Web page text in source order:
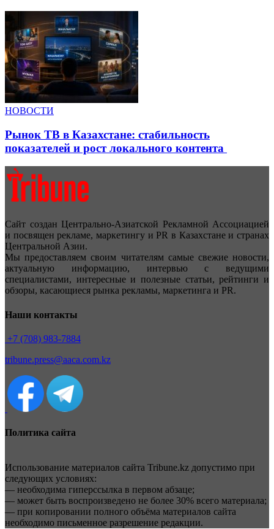
НОВОСТИ
Рынок ТВ в Казахстане: стабильность
показателей и рост локального контента
Сайт создан Центрально-Азиатской Рекламной Ассоциацией
и посвящен рекламе, маркетингу и PR в Казахстане и странах
Центральной Азии.
Мы предоставляем своим читателям самые свежие новости,
актуальную информацию, интервью с ведущими
специалистами, интересные и полезные статьи, рейтинги и
обзоры, касающиеся рынка рекламы, маркетинга и PR.
Наши контакты
+7 (708) 983-7884
tribune.press@aaca.com.kz
Политика сайта
Использование материалов сайта Tribune.kz допустимо при
следующих условиях:
— необходима гиперссылка в первом абзаце;
— может быть воспроизведено не более 30% всего материала;
— при копировании полного объёма материалов сайта
необходимо письменное разрешение редакции.